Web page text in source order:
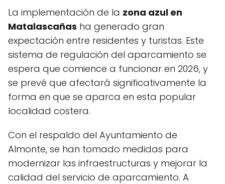
La implementación de la zona azul en
Matalascañas ha generado gran
expectación entre residentes y turistas. Este
sistema de regulación del aparcamiento se
espera que comience a funcionar en 2026, y
se prevé que afectará significativamente la
forma en que se aparca en esta popular
localidad costera.
Con el respaldo del Ayuntamiento de
Almonte, se han tomado medidas para
modernizar las infraestructuras y mejorar la
calidad del servicio de aparcamiento. A